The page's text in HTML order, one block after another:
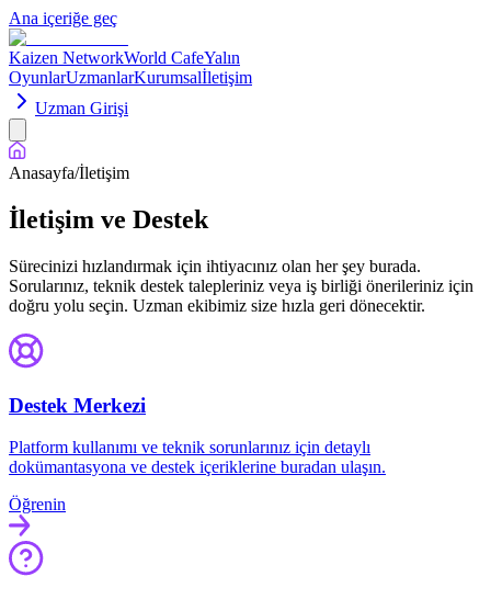
Ana içeriğe geç
Kaizen NetworkWorld CafeYalın
OyunlarUzmanlarKurumsalİletişim
Uzman Girişi
Anasayfa/İletişim
İletişim ve Destek
Sürecinizi hızlandırmak için ihtiyacınız olan her şey burada.
Sorularınız, teknik destek talepleriniz veya iş birliği önerileriniz için
doğru yolu seçin. Uzman ekibimiz size hızla geri dönecektir.
Destek Merkezi
Platform kullanımı ve teknik sorunlarınız için detaylı
dokümantasyona ve destek içeriklerine buradan ulaşın.
Öğrenin